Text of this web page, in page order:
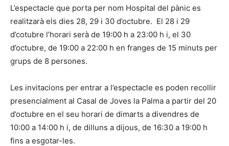
L’espectacle que porta per nom Hospital del pànic es
realitzarà els dies 28, 29 i 30 d’octubre. El 28 i 29
d’cotubre l’horari serà de 19:00 h a 23:00 h i, el 30
d’octubre, de 19:00 a 22:00 h en franges de 15 minuts per
grups de 8 persones.
Les invitacions per entrar a l’espectacle es poden recollir
presencialment al Casal de Joves la Palma a partir del 20
d’octubre en el seu horari de dimarts a divendres de
10:00 a 14:00 h i, de dilluns a dijous, de 16:30 a 19:00 h
fins a esgotar-les.